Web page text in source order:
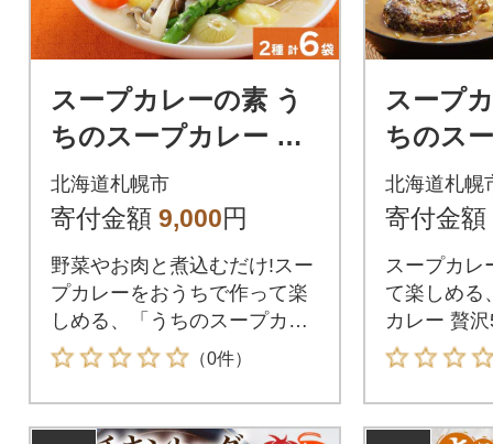
スープカレーの素 う
ちのスープカレー プ
レミアム 2種セット
計6袋_hs299-045
北海道札幌市
寄付金額 9,000円
野菜やお肉と煮込むだけ!スー
プカレーをおうちで作って楽
しめる、「うちのスープカレ
ー”プレミアム” 2種セット」を
北海道札幌市からお届けしま
す。「北海道のスープカレー
を全国のご家庭に届けたい!」
（0件）
スープ
ちのス
沢5種セ
s299-046
北海道札幌
寄付金額
スープカレ
て楽しめる
カレー 贅
海道札幌市
す。「北海
を全国のご
そんな想い